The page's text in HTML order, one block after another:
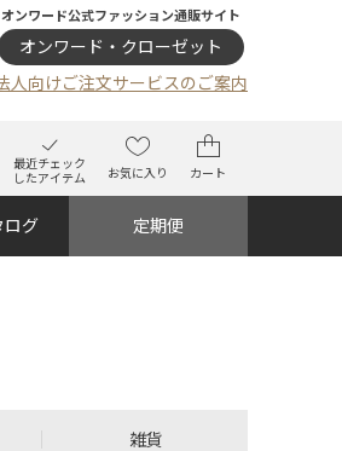
オンワード公式ファッション通販サイト
オンワード・クローゼット
人向けご注文サービスのご案内
最近チェック
したアイテム
お気に入り カート
ログ 定期便
雑貨